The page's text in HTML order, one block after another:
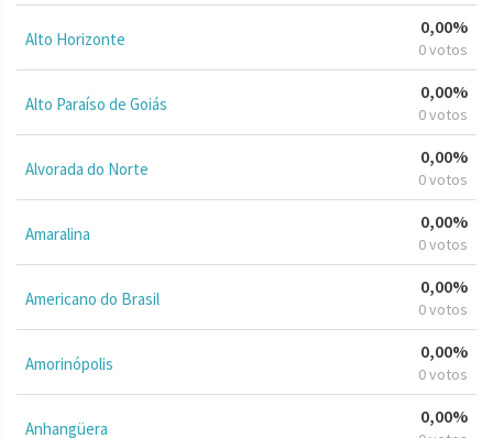
Alto Horizonte
0,00%
0 votos
Alto Paraíso de Goiás
0,00%
0 votos
Alvorada do Norte
0,00%
0 votos
Amaralina
0,00%
0 votos
Americano do Brasil
0,00%
0 votos
Amorinópolis
0,00%
0 votos
Anhangüera
0,00%